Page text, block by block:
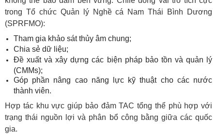
trong Tổ chức Quản lý Nghề cá Nam Thái Bình Dương
(SPRFMO):
Tham gia khảo sát thủy âm chung;
Chia sẻ dữ liệu;
Đề xuất và xây dựng các biện pháp bảo tồn và quản lý
(CMMs);
Góp phần nâng cao năng lực kỹ thuật cho các nước
thành viên.
Hợp tác khu vực giúp bảo đảm TAC tổng thể phù hợp với
trạng thái nguồn lợi và phân bổ công bằng giữa các quốc
gia.